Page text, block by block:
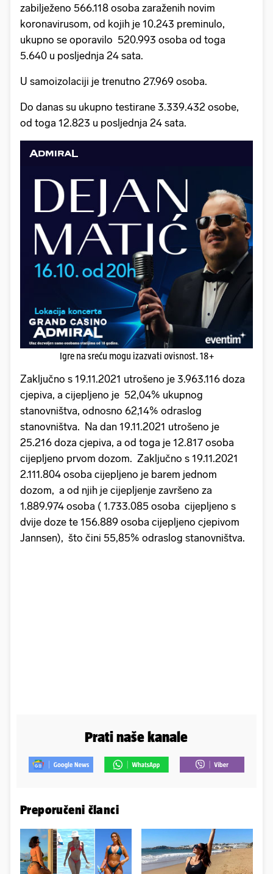
zabilježeno 566.118 osoba zaraženih novim
koronavirusom, od kojih je 10.243 preminulo,
ukupno se oporavilo 520.993 osoba od toga
5.640 u posljednja 24 sata.
U samoizolaciji je trenutno 27.969 osoba.
Do danas su ukupno testirane 3.339.432 osobe,
od toga 12.823 u posljednja 24 sata.
Igre na sreću mogu izazvati ovisnost. 18+
Zaključno s 19.11.2021 utrošeno je 3.963.116 doza
cjepiva, a cijepljeno je 52,04% ukupnog
stanovništva, odnosno 62,14% odraslog
stanovništva. Na dan 19.11.2021 utrošeno je
25.216 doza cjepiva, a od toga je 12.817 osoba
cijepljeno prvom dozom. Zaključno s 19.11.2021
2.111.804 osoba cijepljeno je barem jednom
dozom, a od njih je cijepljenje završeno za
1.889.974 osoba ( 1.733.085 osoba cijepljeno s
dvije doze te 156.889 osoba cijepljeno cjepivom
Jannsen), što čini 55,85% odraslog stanovništva.
Prati naše kanale
Preporučeni članci